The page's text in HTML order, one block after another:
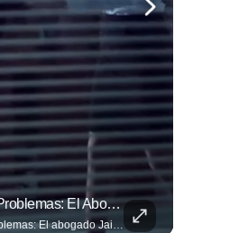
Evitá Los Problemas: El Abogado Jaime Ramírez Recuerda Que Una Mala Decisión Puede Cambiar Tu Vida.
Evitá los problemas: El abogado Jaime Ramírez recuerda que una mala decisión puede cambiar tu vida. Hoy, cualquier discusión puede quedar grabada, difundirse en redes sociales y traer consecuencias legales. Más detalles en ➡️ eldiariodehoy.com